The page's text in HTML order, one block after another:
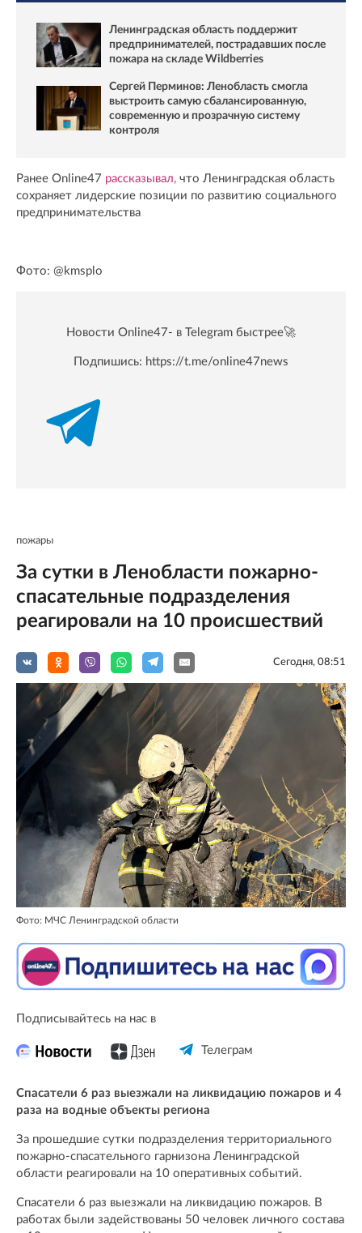
Ленинградская область поддержит
предпринимателей, пострадавших после
пожара на складе Wildberries
Сергей Перминов: Ленобласть смогла
выстроить самую сбалансированную,
современную и прозрачную систему
контроля
Ранее Online47 рассказывал, что Ленинградская область
сохраняет лидерские позиции по развитию социального
предпринимательства
Фото: @kmsplo
Новости Online47- в Telegram быстрее🚀
Подпишись: https://t.me/online47news
пожары
За сутки в Ленобласти пожарно-
спасательные подразделения
реагировали на 10 происшествий
Сегодня, 08:51
Фото: МЧС Ленинградской области
Подписывайтесь на нас в
Телеграм
Спасатели 6 раз выезжали на ликвидацию пожаров и 4
раза на водные объекты региона
За прошедшие сутки подразделения территориального
пожарно-спасательного гарнизона Ленинградской
области реагировали на 10 оперативных событий.
Спасатели 6 раз выезжали на ликвидацию пожаров. В
работах были задействованы 50 человек личного состава